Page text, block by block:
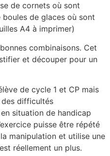
de cornets où sont
de glaces où sont
A4 à imprimer)
combinaisons. Cet
et découper pour un
de cycle 1 et CP mais
des difficultés
situation de handicap
puisse être répété
manipulation et utilise une
réellement un plus.